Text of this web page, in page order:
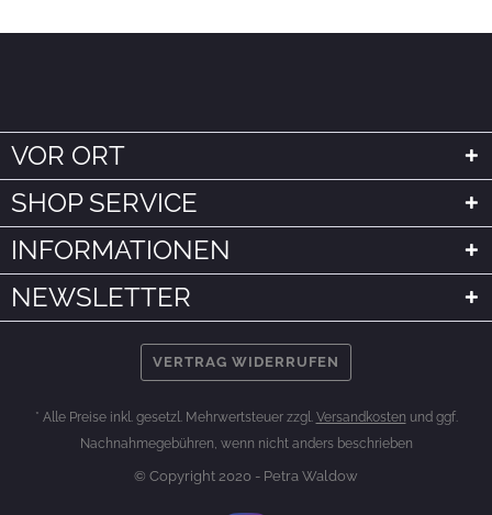
VOR ORT
SHOP SERVICE
INFORMATIONEN
NEWSLETTER
VERTRAG WIDERRUFEN
* Alle Preise inkl. gesetzl. Mehrwertsteuer zzgl. Versandkosten und ggf.
Nachnahmegebühren, wenn nicht anders beschrieben
© Copyright 2020 - Petra Waldow